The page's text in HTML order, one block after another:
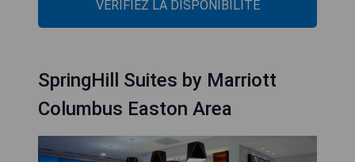
VÉRIFIEZ LA DISPONIBILITÉ
SpringHill Suites by Marriott
Columbus Easton Area